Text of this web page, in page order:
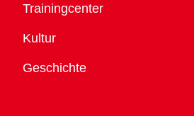
Trainingcenter
Kultur
Geschichte